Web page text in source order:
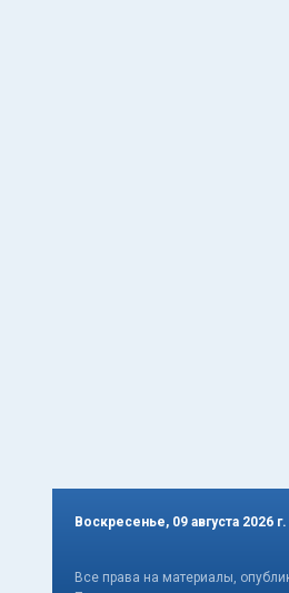
Воскресенье, 09 августа 2026 г.
Все права на материалы,